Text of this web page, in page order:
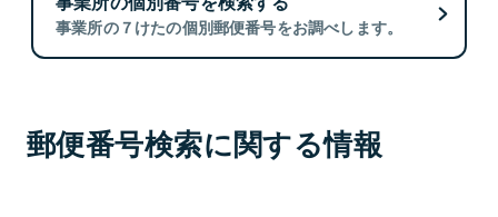
事業所の７けたの個別郵便番号をお調べします。
郵便番号検索に関する情報